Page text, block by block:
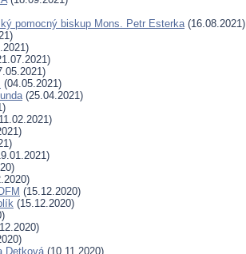
pomocný biskup Mons. Petr Esterka(16.08.2021)
(04.05.2021)
(25.04.2021)
(15.12.2020)
(15.12.2020)
Detková(10.11.2020)